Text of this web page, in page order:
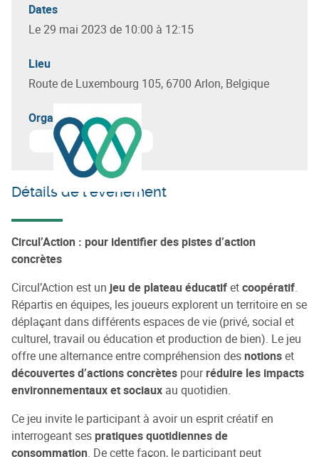
Dates
Le 29 mai 2023 de 10:00 à 12:15
Lieu
Route de Luxembourg 105, 6700 Arlon, Belgique
Organisateur(s)
En savoir plus sur Circular Wallonia
Détails de l'événement
Circul’Action : pour identifier des pistes d’action
concrètes
Circul’Action est un jeu de plateau éducatifetcoopératif.
Répartis en équipes, les joueurs explorent un territoire en se
déplaçant dans différents espaces de vie (privé, social et
culturel, travail ou éducation et production de bien). Le jeu
offre une alternance entre compréhension desnotionset
découvertes d’actions concrètes pourréduire les impacts
environnementaux et sociaux au quotidien.
Ce jeu invite le participant à avoir un esprit créatif en
interrogeant ses pratiques quotidiennes de
consommation. De cette façon, le participant peut